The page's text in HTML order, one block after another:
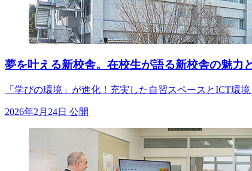
夢を叶える新校舎。在校生が語る新校舎の魅力
「学びの環境」が進化！充実した自習スペースとICT
2026年2月24日 公開